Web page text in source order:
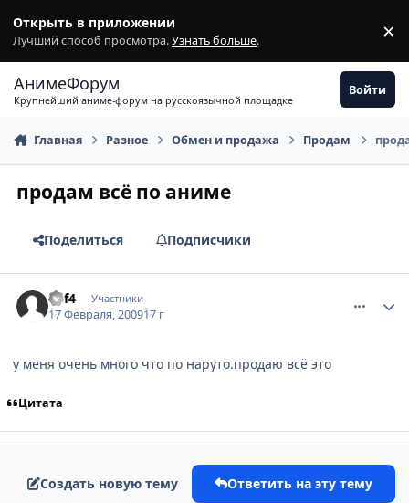
Открыть в приложении
Лучший способ просмотра.Узнать больше. ×
АнимеФорум
Крупнейший аниме-форум на русскоязычной площадке
Войти
Главная Разное Обмен и продажа Продам
продам всё по аниме
Поделиться Подписчики
Raf4 Участники
17 Февраля, 200917 г
у меня очень много что по наруто.продаю всё это
Цитата
Создать новую тему Ответить на эту тему